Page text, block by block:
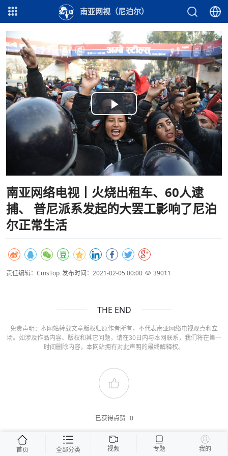
南亚网视（尼泊尔）
Play
Video
南亚网络电视丨火烧出租车、60人逮
捕、 普尼派系发起的大罢工影响了尼泊
尔正常生活
责任编辑：CmsTop 发布时间：2021-02-05 00:00 39011
THE END
免责声明：本网站转载文章版权归原作者所有，不代表南亚网络电视观点和立
场。如涉及作品内容、版权和其它问题，请在30日内与本网联系，我们将在第一
时间删除内容，本网站拥有对此声明的最终解释权。
已获得点赞 0
首页 全部分类 视频 专题 我的